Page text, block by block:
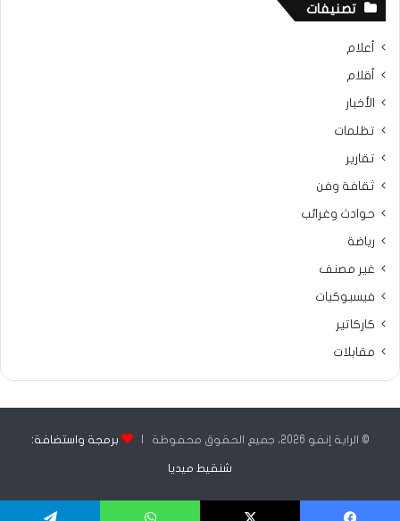
تصنيفات
أعلام
أقلام
الأخبار
تظلمات
تقارير
ثقافة وفن
حوادث وغرائب
رياضة
غير مصنف
فيسبوكيات
كاركاتير
مقابلات
© الراية إنفو 2026، جميع الحقوق محفوظة | برمجة واستضافة:
شنقيط ميديا